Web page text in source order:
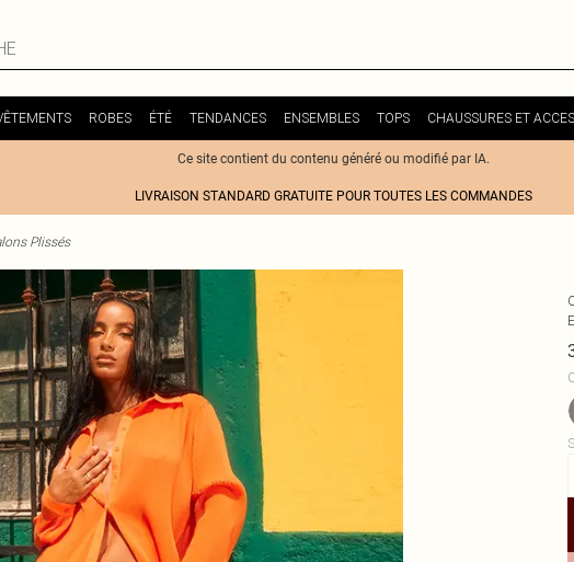
ROBES ÉTÉ TENDANCES ENSEMBLES TOPS CHAUSSURES ET
Ce site contient du contenu généré ou modifié par IA.
LIVRAISON STANDARD GRATUITE POUR TOUTES LES COMMANDES
Plissés